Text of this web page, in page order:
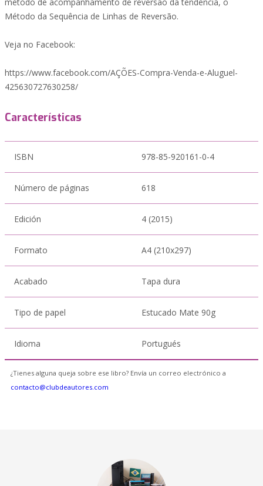
Método da Sequência de Linhas de Reversão.
Veja no Facebook:
https://www.facebook.com/AÇÕES-Compra-Venda-e-Aluguel-
425630727630258/
Características
ISBN 978-85-920161-0-4
Número de páginas 618
Edición 4 (2015)
Formato A4 (210x297)
Acabado Tapa dura
Tipo de papel Estucado Mate 90g
Idioma Portugués
¿Tienes alguna queja sobre ese libro? Envía un correo electrónico a
contacto@clubdeautores.com